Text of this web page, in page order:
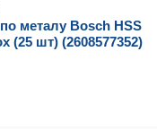
металу Bosch HSS
(25 шт) (2608577352)